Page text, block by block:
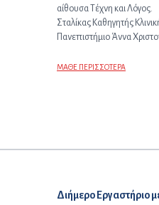
αίθουσα Τέχνη και
Σταλίκας Καθηγητής
Πανεπιστήμιο Άννα
ΜΑΘΕ ΠΕΡΙΣΣΟΤΕΡΑ
Επόμενο άρθρο:
Διήμερο Εργαστήριο